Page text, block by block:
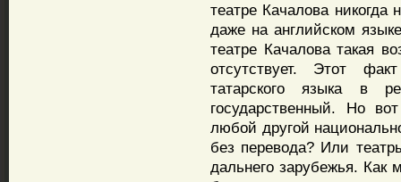
театре Качалова
даже на английском
театре Качалова такая
отсутствует. Этот
татарского языка в
государственный. Но
любой другой
без перевода? Или
дальнего зарубежья. Как